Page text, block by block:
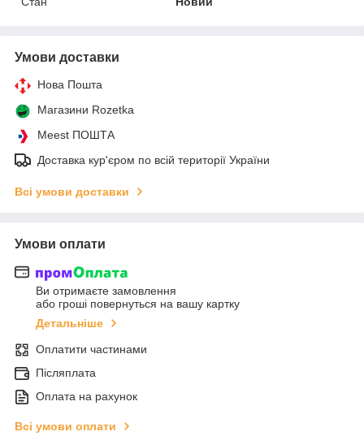
Умови доставки
Нова Пошта
Магазини Rozetka
Meest ПОШТА
Доставка кур'єром по всій території України
Всі умови доставки
Умови оплати
Ви отримаєте замовлення
або гроші повернуться на вашу картку
Детальніше
Оплатити частинами
Післяплата
Оплата на рахунок
Всі умови оплати